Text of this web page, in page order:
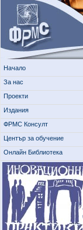
Начало
За нас
Проекти
Издания
ФРМС Консулт
Център за обучение
Онлайн Библиотека